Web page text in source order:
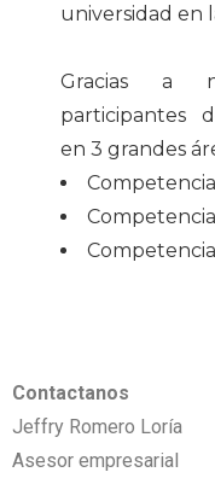
universidad en
Gracias a
participantes
en 3 grandes
Contactanos
Jeffry Romero Loría
Asesor empresarial